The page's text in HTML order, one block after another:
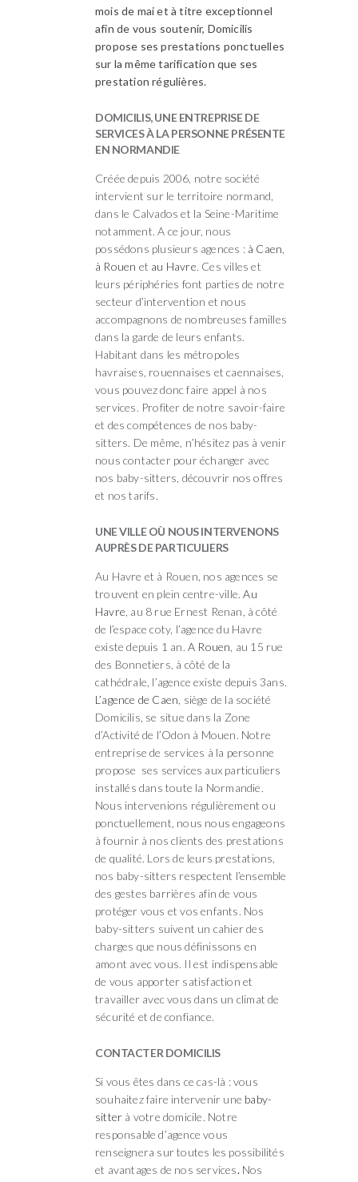
mois de mai et à titre exceptionnel
afin de vous soutenir, Domicilis
propose ses prestations ponctuelles
sur la même tarification que ses
prestation régulières.
DOMICILIS, UNE ENTREPRISE DE
SERVICES À LA PERSONNE PRÉSENTE
EN NORMANDIE
Créée depuis 2006, notre société
intervient sur le territoire normand,
dans le Calvados et la Seine-Maritime
notamment. A ce jour, nous
possédons plusieurs agences : à Caen
à Rouen et au Havre. Ces villes et
leurs périphéries font parties de notre
secteur d’intervention et nous
accompagnons de nombreuses familles
dans la garde de leurs enfants.
Habitant dans les métropoles
havraises, rouennaises et caennaises,
vous pouvez donc faire appel à nos
services. Profiter de notre savoir-faire
et des compétences de nos baby-
sitters. De même, n’hésitez pas à venir
nous contacter pour échanger avec
nos baby-sitters, découvrir nos offres
et nos tarifs.
UNE VILLE OÙ NOUS INTERVENONS
AUPRÈS DE PARTICULIERS
Au Havre et à Rouen, nos agences se
trouvent en plein centre-ville.Au
Havre , au 8 rue Ernest Renan, à côté
de l’espace coty, l’agence du Havre
existe depuis 1 an. A Rouen , au 15 rue
des Bonnetiers, à côté de la
cathédrale, l’agence existe depuis 3ans.
L’agence de Caen , siège de la société
Domicilis, se situe dans la Zone
d’Activité de l’Odon à Mouen. Notre
entreprise de services à la personne
propose ses services aux particuliers
installés dans toute la Normandie.
Nous intervenions régulièrement ou
ponctuellement, nous nous engageons
à fournir à nos clients des prestations
de qualité. Lors de leurs prestations,
nos baby-sitters respectent l’ensemble
des gestes barrières afin de vous
protéger vous et vos enfants. Nos
baby-sitters suivent un cahier des
charges que nous définissons en
amont avec vous. Il est indispensable
de vous apporter satisfaction et
travailler avec vous dans un climat de
sécurité et de confiance.
CONTACTER DOMICILIS
Si vous êtes dans ce cas-là : vous
souhaitez faire intervenir une baby-
sitter à votre domicile. Notre
responsable d’agence vous
renseignera sur toutes les possibilités
et avantages de nos services. Nos